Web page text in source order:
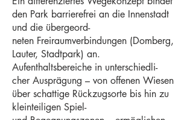
den Park barrierefrei an die Innenstadt
und die übergeord-
neten Freiraumverbindungen (Domberg,
Lauter, Stadtpark) an.
Aufenthaltsbereiche in unterschiedli-
cher Ausprägung – von offenen Wiesen
über schattige Rückzugsorte bis hin zu
kleinteiligen Spiel-